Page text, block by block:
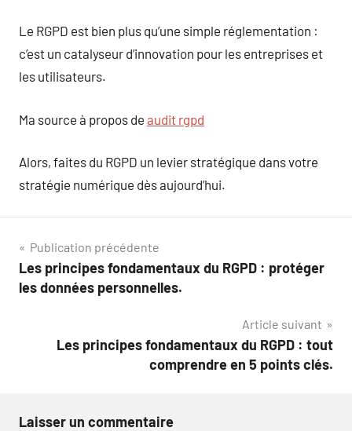
Le RGPD est bien plus qu’une simple réglementation :
c’est un catalyseur d’innovation pour les entreprises et
les utilisateurs.
Ma source à propos de audit rgpd
Alors, faites du RGPD un levier stratégique dans votre
stratégie numérique dès aujourd’hui.
Navigation
de
Publication précédente
Les principes fondamentaux du RGPD : protéger
les données personnelles.
Article suivant
Les principes fondamentaux du RGPD : tout
comprendre en 5 points clés.
Laisser un commentaire